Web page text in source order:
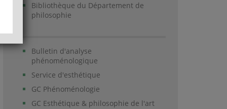
Bibliothèque du Département de
philosophie
Bulletin d'analyse
phénoménologique
Service d'esthétique
GC Phénoménologie
GC Esthétique & philosophie de l'art